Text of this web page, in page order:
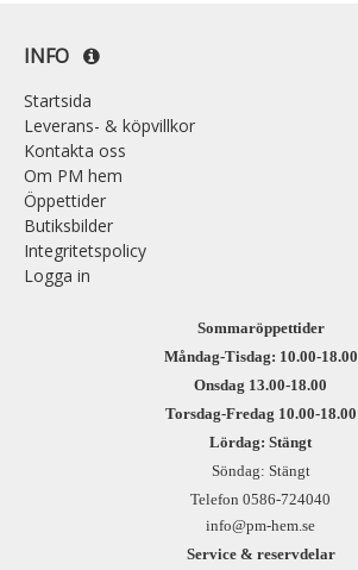
INFO
Startsida
Leverans- & köpvillkor
Kontakta oss
Om PM hem
Öppettider
Butiksbilder
Integritetspolicy
Logga in
Sommaröppettider
Måndag-Tisdag: 10.00-18.00
Onsdag 13.00-18.00
Torsdag-Fredag 10.00-18.00
Lördag: Stängt
Söndag: Stängt
Telefon 0586-724040
info@pm-hem.se
Service & reservdelar